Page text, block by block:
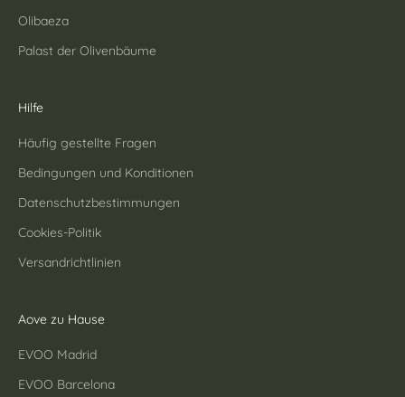
Olibaeza
Palast der Olivenbäume
Hilfe
Häufig gestellte Fragen
Bedingungen und Konditionen
Datenschutzbestimmungen
Cookies-Politik
Versandrichtlinien
Aove zu Hause
EVOO Madrid
EVOO Barcelona